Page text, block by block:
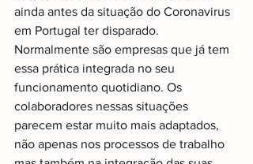
ainda antes da situação do Coronavirus
em Portugal ter disparado.
Normalmente são empresas que já tem
essa prática integrada no seu
funcionamento quotidiano. Os
colaboradores nessas situações
parecem estar muito mais adaptados,
não apenas nos processos de trabalho